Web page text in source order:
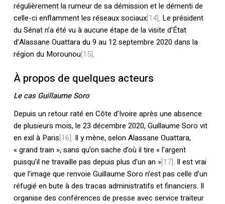
régulièrement la rumeur de sa démission et le démenti de
celle-ci enflamment les réseaux sociaux[14]. Le président
du Sénat n’a été vu à aucune étape de la visite d’État
d’Alassane Ouattara du 9 au 12 septembre 2020 dans la
région du Morounou[15].
À propos de quelques acteurs
Le cas Guillaume Soro
Depuis un retour raté en Côte d’Ivoire après une absence
de plusieurs mois, le 23 décembre 2020, Guillaume Soro vit
en exil à Paris[16]. Il y mène, selon Alassane Ouattara,
« grand train », sans qu’on sache d’où il tire « l’argent
puisqu’il ne travaille pas depuis plus d’un an »[17]. Il est vrai
que l’image que renvoie Guillaume Soro n’est pas celle d’un
réfugié en bute à des tracas administratifs et financiers. Il
organise des conférences de presse avec service traiteur